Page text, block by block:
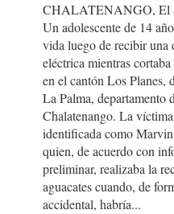
CHALATENANGO, El
Un adolescente de 14
vida luego de recibir una
eléctrica mientras cortaba
en el cantón Los Planes,
La Palma, departamento
Chalatenango. La
identificada como
quien, de acuerdo con
preliminar, realizaba la
aguacates cuando, de
accidental, habría...